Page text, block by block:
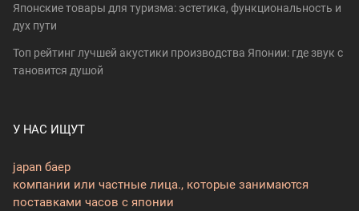
Японские товары для туризма: эстетика, функциональность и
дух пути
Топ рейтинг лучшей акустики производства Японии: где звук с
тановится душой
У НАС ИЩУТ
japan баер
компании или частные лица., которые занимаются
поставками часов с японии